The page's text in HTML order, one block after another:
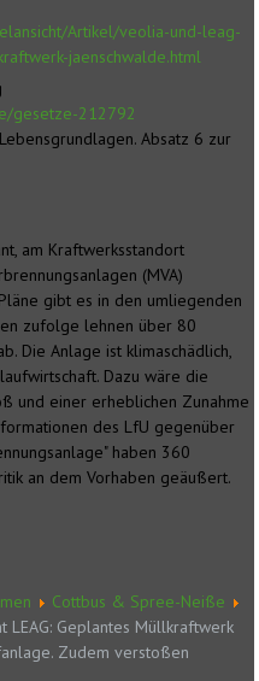
Artikel/veolia-und-leag-
jaenschwalde.html
gesetze-212792
Absatz 6 zur
am Kraftwerksstandort
(MVA)
gibt es in den umliegenden
zufolge lehnen über 80
Die Anlage ist klimaschädlich,
Dazu wäre die
und einer erheblichen Zunahme
des LfU gegenüber
haben 360
an dem Vorhaben geäußert.
Cottbus & Spree-Neiße
LEAG: Geplantes Müllkraftwerk
Zudem verstoßen